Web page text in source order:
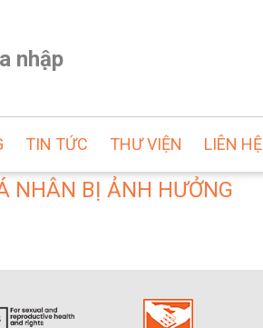
nhập
TIN TỨC THƯ VIỆN LIÊN HỆ
NHÂN BỊ ẢNH HƯỞNG